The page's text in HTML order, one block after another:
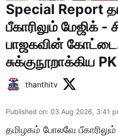
Special Report
பீகாரிலும் மேஜிக் -
பாஜகவின்
சுக்குநூறாக்கிய PK
thanthitv
Published on: 03 Aug 2026, 3:41
தமிழகம் போலவே பீகாரிலும்